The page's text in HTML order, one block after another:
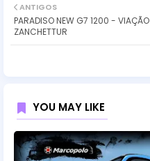
ANTIGOS
PARADISO NEW G7 1200 - VIAÇÃO
ZANCHETTUR
YOU MAY LIKE